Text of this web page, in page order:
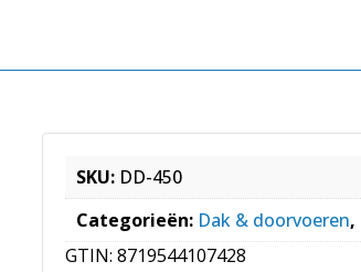
SKU: DD-450
Categorieën: Dak & doorvoeren,
GTIN: 8719544107428